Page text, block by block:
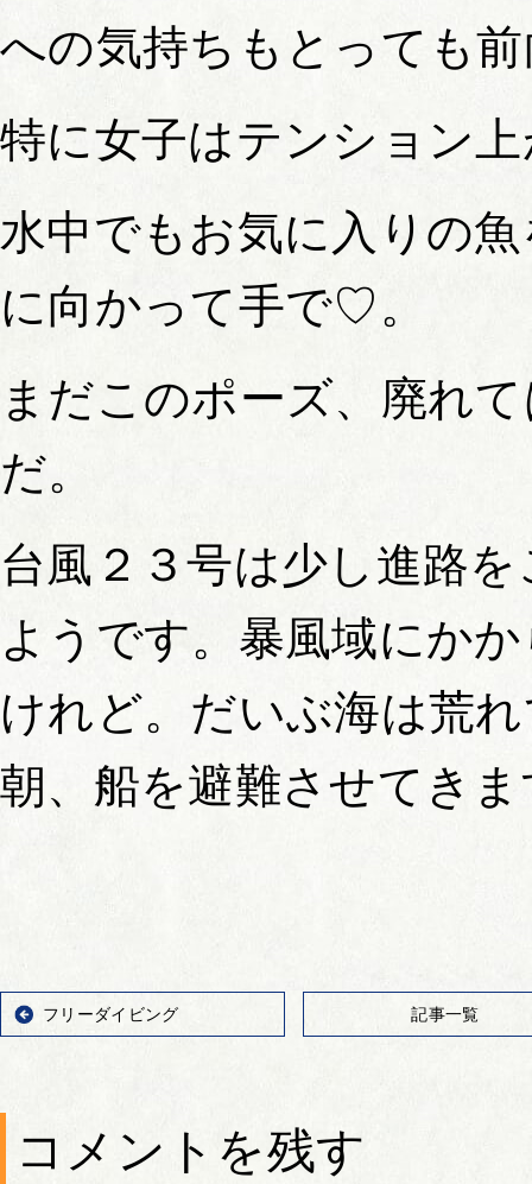
への気持ちもとっても
特に女子はテンション
水中でもお気に入りの
に向かって手で♡。
まだこのポーズ、廃れ
だ。
台風２３号は少し進路
ようです。暴風域にか
けれど。だいぶ海は荒
朝、船を避難させてき
フリーダイビング 記事一覧
コメントを残す